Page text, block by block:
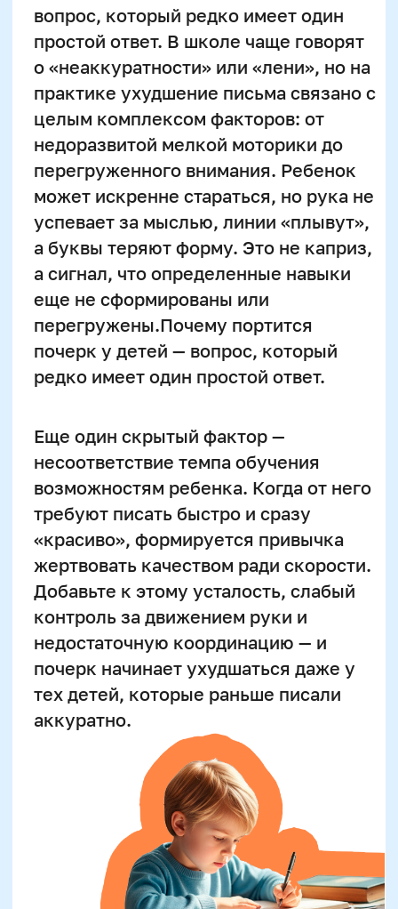
перегружены.Почему портится
почерк у детей — вопрос, который
редко имеет один простой ответ.
несоответствие темпа обучения
возможностям ребенка. Когда от него
требуют писать быстро и сразу
«красиво», формируется привычка
жертвовать качеством ради скорости.
Добавьте к этому усталость, слабый
недостаточную координацию — и
почерк начинает ухудшаться даже у
тех детей, которые раньше писали